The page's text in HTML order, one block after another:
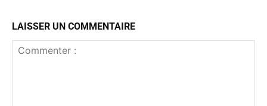
LAISSER UN COMMENTAIRE